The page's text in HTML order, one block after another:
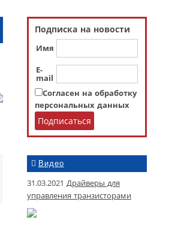
Подписка на новости
Имя
E-
mail
Согласен на обработку
персональных данных
Видео
31.03.2021 Драйверы для
управления транзисторами